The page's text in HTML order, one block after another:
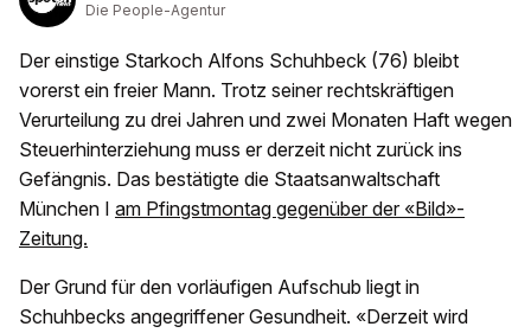
Die People-Agentur
Der einstige Starkoch Alfons Schuhbeck (76) bleibt
vorerst ein freier Mann. Trotz seiner rechtskräftigen
Verurteilung zu drei Jahren und zwei Monaten Haft wegen
Steuerhinterziehung muss er derzeit nicht zurück ins
Gefängnis. Das bestätigte die Staatsanwaltschaft
München I am Pfingstmontag gegenüber der «Bild»-
Zeitung.
Der Grund für den vorläufigen Aufschub liegt in
Schuhbecks angegriffener Gesundheit. «Derzeit wird